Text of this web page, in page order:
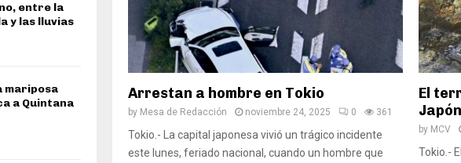
Arrestan a hombre en Tokio
by Mesa de Redacción noviembre 24, 2025 0 361
Tokio.- La capital japonesa vivió un trágico incidente
este lunes, feriado nacional, cuando un hombre que
El
by MCV
Tokio.-
entre la
y las lluvias
mariposa
a Quintana